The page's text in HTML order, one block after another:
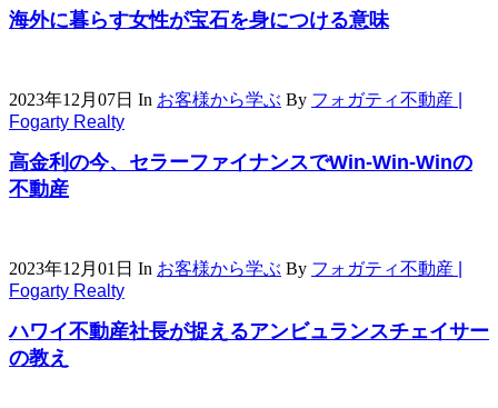
海外に暮らす女性が宝石を身につける意味
2023年12月07日 In お客様から学ぶ By フォガティ不動産 |
Fogarty Realty
高金利の今、セラーファイナンスでWin-Win-Winの
不動産
2023年12月01日 In お客様から学ぶ By フォガティ不動産 |
Fogarty Realty
ハワイ不動産社長が捉えるアンビュランスチェイサー
の教え